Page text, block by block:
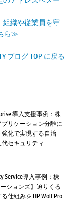
組織や従業員を守
ら≫
ブログ TOP に戻る
導入支援事例：株
リケーション分離に
強化で実現する自治
セキュリティ
Service導入事例：株
ションズ】迫りくる
仕組みを HP Wolf Pro